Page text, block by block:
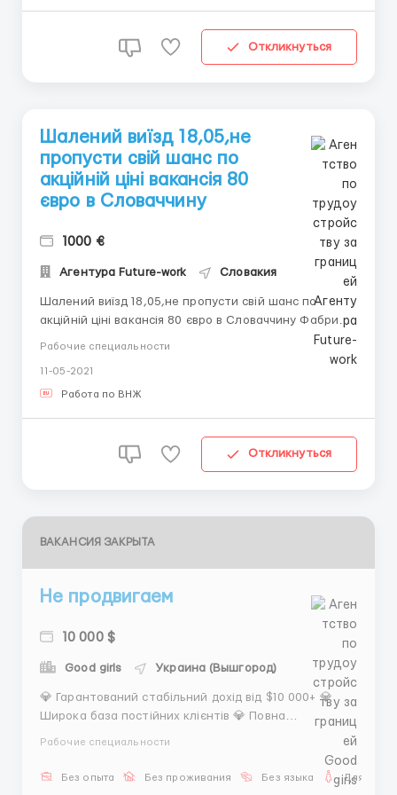
Откликнуться
Шалений виїзд 18,05,не
пропусти свій шанс по
акційній ціні вакансія 80
євро в Словаччину
1000 €
Агентура Future-work Словакия
Шалений виїзд 18,05,не пропусти свій шанс по
акційній ціні вакансія 80 євро в Словаччину Фабрика
бургерів та сендвічів Оформлення ВНЖ З/П 3,5-4
упаковка сендвічів, - фарширування начинкою
(ковбаса,сир,салат) - контроль якості готової
Рабочие специальности
11-05-2021
Работа по ВНЖ
Откликнуться
ВАКАНСИЯ ЗАКРЫТА
Не продвигаем
10 000 $
Good girls Украина (Вышгород)
💎 Гарантований стабільний дохід від $10 000+ 💎
Широка база постійних клієнтів 💎 Повна
Безкоштовне комфортне проживання 💎 Потужна
Рабочие специальности
Без опыта Без проживания Без языка Для